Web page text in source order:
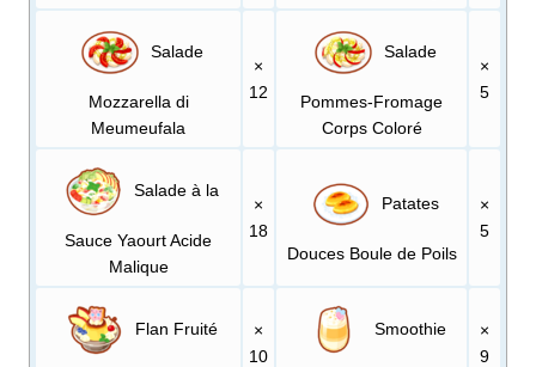
Salade
Mozzarella di
Meumeufala
×
12
Salade
Pommes-Fromage
Corps Coloré
×
5
Salade à la
Sauce Yaourt Acide
Malique
×
18
Patates
Douces Boule de Poils
×
5
Flan Fruité
×
10
Smoothie
×
9